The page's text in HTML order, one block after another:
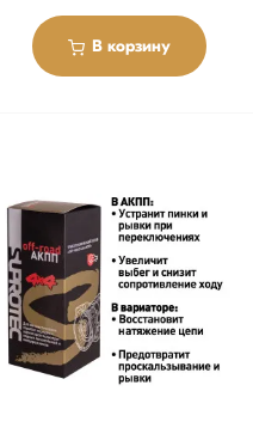
В корзину